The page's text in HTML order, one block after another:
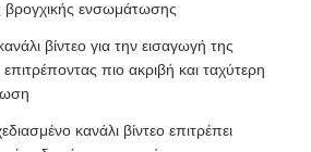
βρογχικής ενσωμάτωσης
βίντεο για την εισαγωγή της
πιο ακριβή και ταχύτερη
κανάλι βίντεο επιτρέπει